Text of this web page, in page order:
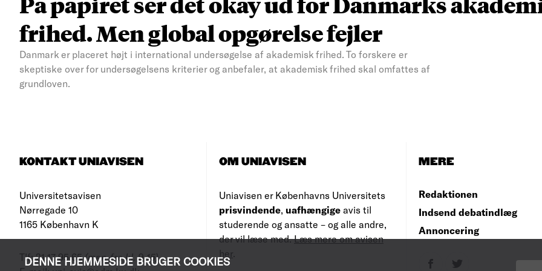
DENNE HJEMMESIDE BRUGER COOKIES
frihed. Men global opgørelse fejler
Danmark er placeret højt i international undersøgelse af akademisk frihed. To forskere er
skeptiske over for undersøgelsens kriterier og anbefaler, at akademisk frihed skal omfattes af
grundloven.
KONTAKT UNIAVISEN
Universitetsavisen
Nørregade 10
1165 København K
Tlf: 21 17 95 65(man-fre kl. 9-15)
OM UNIAVISEN
Uniavisen er Københavns Universitets
prisvindende, uafhængige avis til
studerende og ansatte – og alle andre,
der vil læse med.Læs mere om avisen
her
MERE
Redaktionen
Indsend debatindlæg
Annoncering